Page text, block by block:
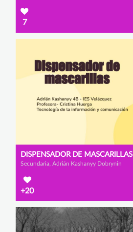
7
DISPENSADOR DE MASCARILLAS
Secundaria, Adrián Kashanyy Dobrynin
+20